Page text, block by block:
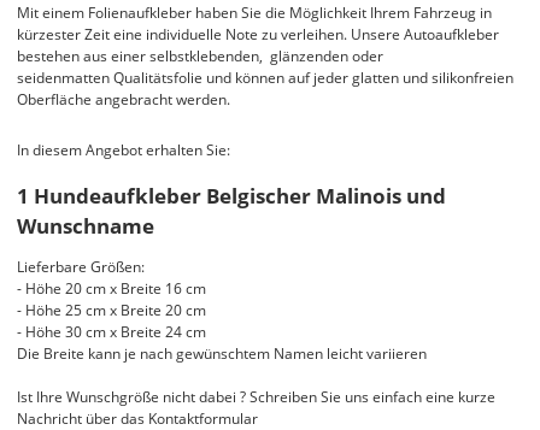
Mit einem Folienaufkleber haben Sie die Möglichkeit Ihrem Fahrzeug in
kürzester Zeit eine individuelle Note zu verleihen. Unsere Autoaufkleber
bestehen aus einer selbstklebenden, glänzenden oder
seidenmatten Qualitätsfolie und können auf jeder glatten und silikonfreien
Oberfläche angebracht werden.
In diesem Angebot erhalten Sie:
1 Hundeaufkleber Belgischer Malinois und
Wunschname
Lieferbare Größen:
- Höhe 20 cm x Breite 16 cm
- Höhe 25 cm x Breite 20 cm
- Höhe 30 cm x Breite 24 cm
Die Breite kann je nach gewünschtem Namen leicht variieren
Ist Ihre Wunschgröße nicht dabei ? Schreiben Sie uns einfach eine kurze
Nachricht über das Kontaktformular